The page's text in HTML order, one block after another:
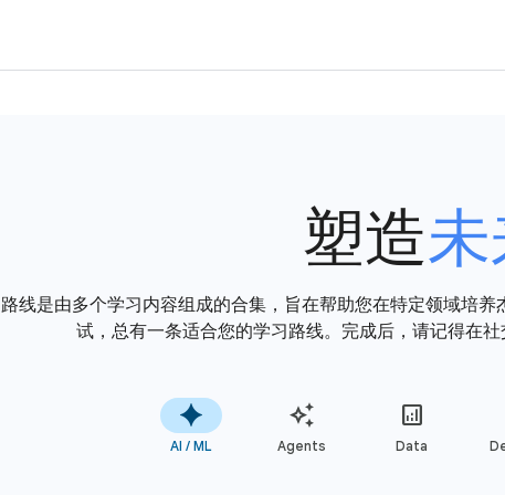
塑造
路线是由多个学习内容组成的合集，旨在帮助您在特定领域培
试，总有一条适合您的学习路线。完成后，请记得在
AI / ML Agents Data